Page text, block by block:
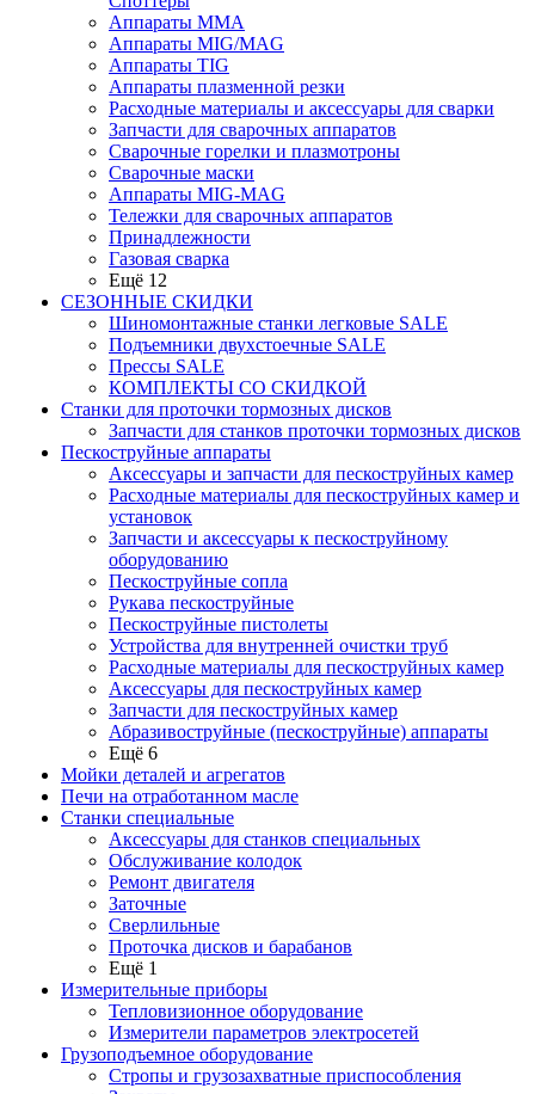
Аппараты MMA
Аппараты MIG/MAG
Аппараты TIG
Аппараты плазменной резки
Расходные материалы и аксессуары для сварки
Запчасти для сварочных аппаратов
Сварочные горелки и плазмотроны
Сварочные маски
Аппараты MIG-MAG
Тележки для сварочных аппаратов
Принадлежности
Газовая сварка
Ещё 12
СЕЗОННЫЕ СКИДКИ
Шиномонтажные станки легковые SALE
Подъемники двухстоечные SALE
Прессы SALE
КОМПЛЕКТЫ СО СКИДКОЙ
Станки для проточки тормозных дисков
Запчасти для станков проточки тормозных дисков
Пескоструйные аппараты
Аксессуары и запчасти для пескоструйных камер
Расходные материалы для пескоструйных камер и
установок
Запчасти и аксессуары к пескоструйному
оборудованию
Пескоструйные сопла
Рукава пескоструйные
Пескоструйные пистолеты
Устройства для внутренней очистки труб
Расходные материалы для пескоструйных камер
Аксессуары для пескоструйных камер
Запчасти для пескоструйных камер
Абразивоструйные (пескоструйные) аппараты
Ещё 6
Мойки деталей и агрегатов
Печи на отработанном масле
Станки специальные
Аксессуары для станков специальных
Обслуживание колодок
Ремонт двигателя
Заточные
Сверлильные
Проточка дисков и барабанов
Ещё 1
Измерительные приборы
Тепловизионное оборудование
Измерители параметров электросетей
Грузоподъемное оборудование
Стропы и грузозахватные приспособления